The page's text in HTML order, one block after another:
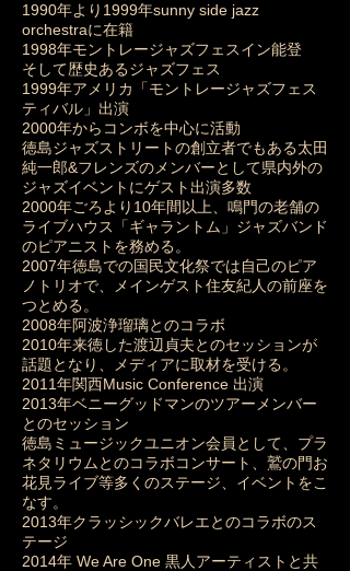
1990年より1999年sunny side jazz
orchestraに在籍
1998年モントレージャズフェスイン能登
そして歴史あるジャズフェス
1999年アメリカ「モントレージャズフェス
ティバル」出演
2000年からコンボを中心に活動
徳島ジャズストリートの創立者でもある太田
純一郎&フレンズのメンバーとして県内外の
ジャズイベントにゲスト出演多数
2000年ごろより10年間以上、鳴門の老舗の
ライブハウス「ギャラントム」ジャズバンド
のピアニストを務める。
2007年徳島での国民文化祭では自己のピア
ノトリオで、メインゲスト住友紀人の前座を
つとめる。
2008年阿波浄瑠璃とのコラボ
2010年来徳した渡辺貞夫とのセッションが
話題となり、メディアに取材を受ける。
2011年関西Music Conference 出演
2013年ベニーグッドマンのツアーメンバー
とのセッション
徳島ミュージックユニオン会員として、プラ
ネタリウムとのコラボコンサート、鷲の門お
花見ライブ等多くのステージ、イベントをこ
なす。
2013年クラッシックバレエとのコラボのス
テージ
2014年 We Are One 黒人アーティストと共